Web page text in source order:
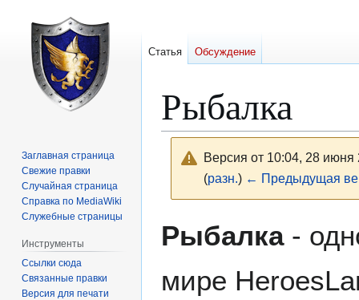
Рыбалка
Версия от 10:04, 28
(разн.) ← Предыдущая
Рыбалка-
мире
Статья Обсуждение
Заглавная страница
Свежие правки
Случайная страница
Справка по MediaWiki
Служебные страницы
Инструменты
Ссылки сюда
Связанные правки
Версия для печати